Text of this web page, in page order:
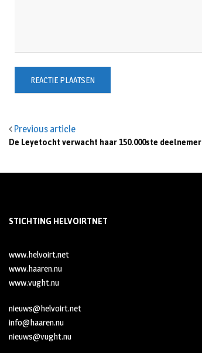
Previous article
De Leyetocht verwacht haar 150.000ste deelnemer
STICHTING HELVOIRTNET
www.helvoirt.net
www.haaren.nu
www.vught.nu
nieuws@helvoirt.net
info@haaren.nu
nieuws@vught.nu